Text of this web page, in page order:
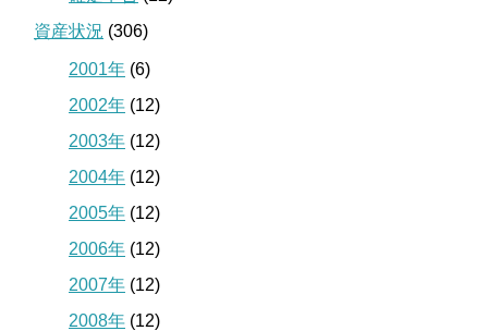
資産状況 (306)
2001年 (6)
2002年 (12)
2003年 (12)
2004年 (12)
2005年 (12)
2006年 (12)
2007年 (12)
2008年 (12)